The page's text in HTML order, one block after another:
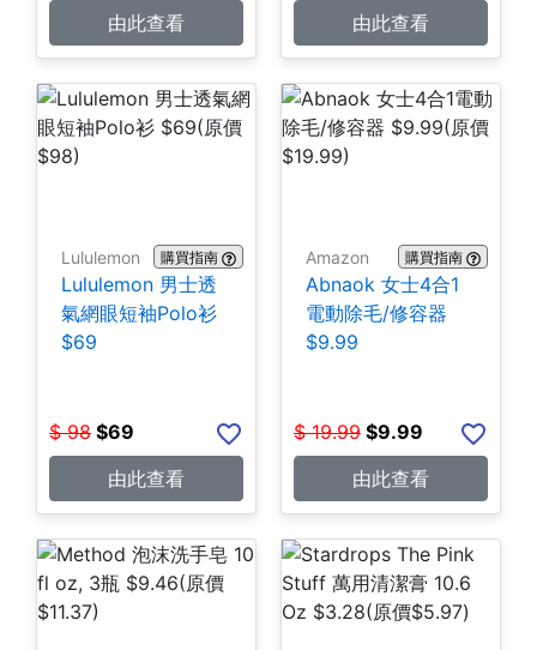
由此查看
由此查看
Lululemon 購買指南
Lululemon 男士透
氣網眼短袖Polo衫
$69
$ 98 $69
由此查看
Amazon 購買指南
Abnaok 女士4合1
電動除毛/修容器
$9.99
$ 19.99 $9.99
由此查看